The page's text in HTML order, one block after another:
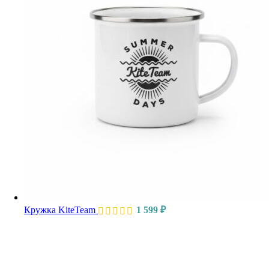
Кружка KiteTeam 1 599 ₽